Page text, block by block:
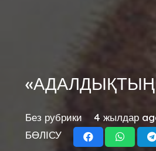
Без рубрики
4 жылдар
БӨЛІСУ